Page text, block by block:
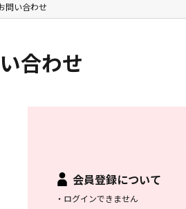
問い合わせ
合わせ
会員登録について
・ ログインできません